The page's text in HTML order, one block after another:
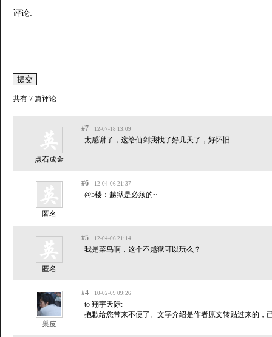
评论:
共有 7 篇评论
点石成金
#7 12-07-18 13:09
太感谢了，这给仙剑我找了好几天了，好怀旧
匿名
#6 12-04-06 21:37
@5楼：越狱是必须的~
匿名
#5 12-04-06 21:14
我是菜鸟啊，这个不越狱可以玩么？
巢皮
#4 10-02-09 09:26
to 翔宇天际:
抱歉给您带来不便了。文字介绍是作者原文转贴过来的，